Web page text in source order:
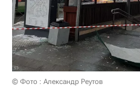
© Фото : Александр Реутов